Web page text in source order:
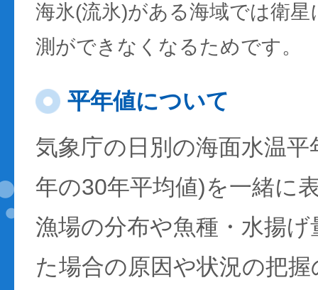
海氷(流氷)がある海域では衛
測ができなくなるためです。
平年値について
気象庁の日別の海面水温
年の30年平均値)を一緒に
漁場の分布や魚種・水揚
た場合の原因や状況の把